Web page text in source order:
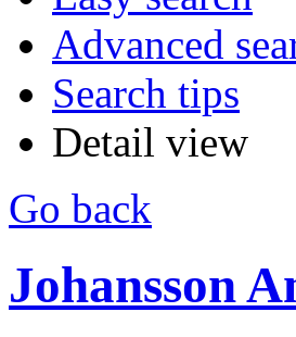
Advanced
Search tips
Detail view
Go back
Johansson